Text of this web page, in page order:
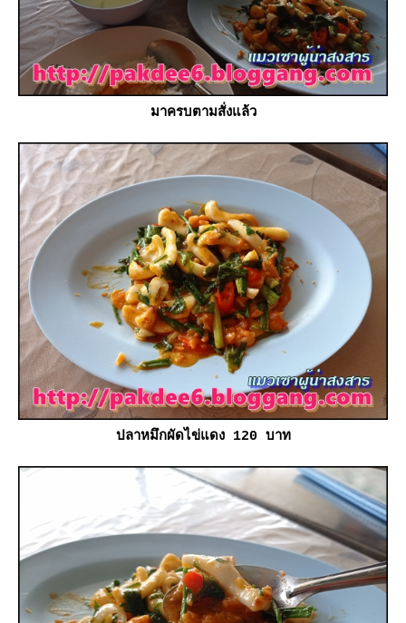
มาครบตามสั่งแล้ว
ปลาหมึกผัดไข่แดง 120 บาท